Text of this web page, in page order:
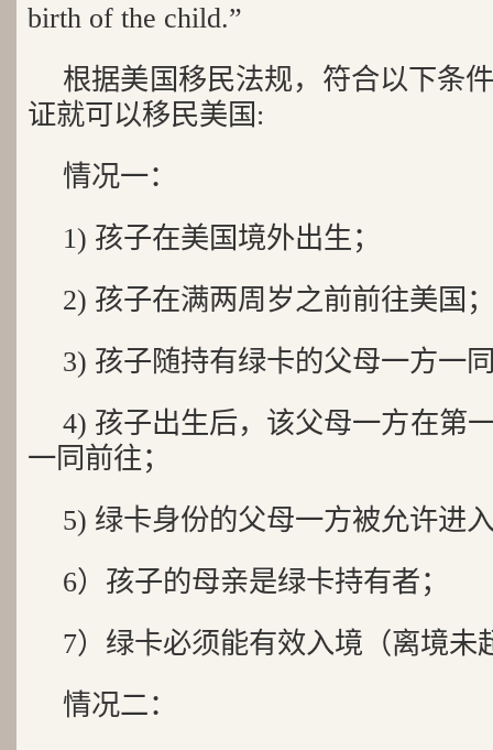
birth of the child.”
根据美国移民法规，符合以下条
证就可以移民美国:
情况一：
1) 孩子在美国境外出生；
2) 孩子在满两周岁之前前往美国
3) 孩子随持有绿卡的父母一方一
4) 孩子出生后，该父母一方在第
一同前往；
5) 绿卡身份的父母一方被允许进
6）孩子的母亲是绿卡持有者；
7）绿卡必须能有效入境（离境未
情况二：